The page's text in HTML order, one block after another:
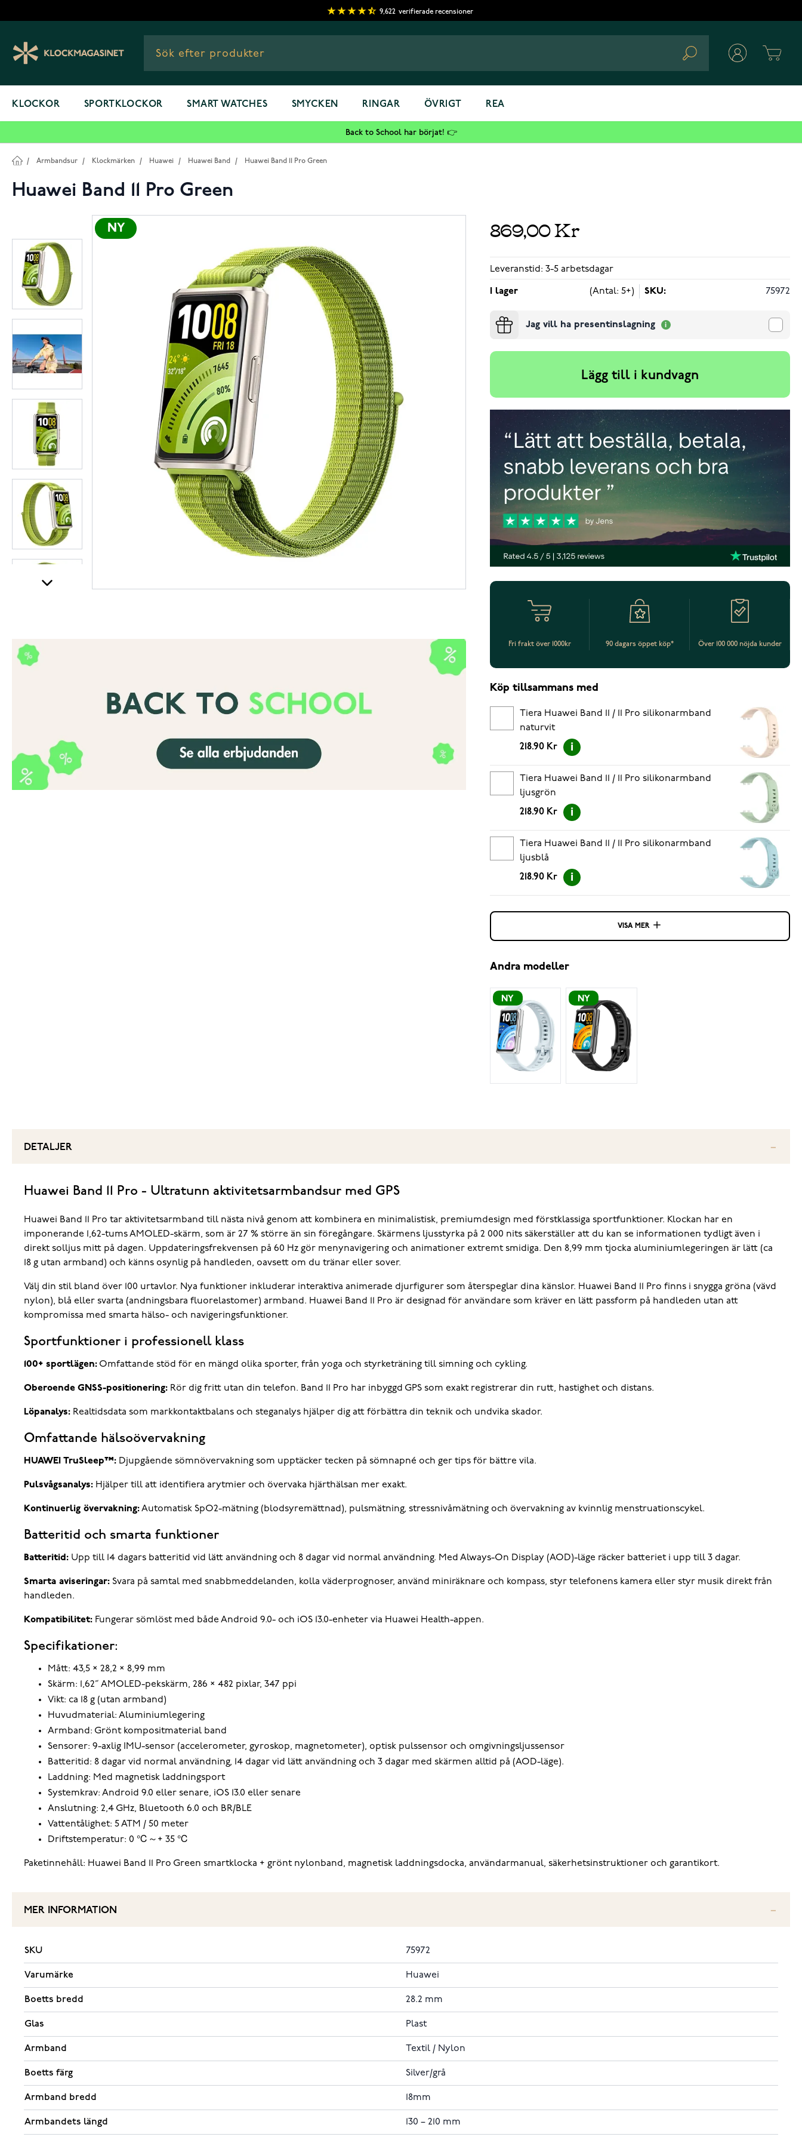
9,622 verifierade recensioner
Search
KLOCKOR SPORTKLOCKOR SMART WATCHES SMYCKEN RINGAR ÖVRIGT REA
Back to School har börjat! 👉
/ Armbandsur / Klockmärken / Huawei / Huawei Band / Huawei Band 11 Pro Green
Huawei Band 11 Pro Green
NY 869,00 Kr
Leveranstid: 3-5 arbetsdagar
I lager (Antal: 5+) SKU: 75972
Jag vill ha presentinslagning
Lägg till i kundvagn
Fri frakt över 1000kr 90 dagars öppet köp* Över 100 000 nöjda kunder
Köp tillsammans med
Tiera Huawei Band 11 / 11 Pro silikonarmband
naturvit
218.90 Kr
Tiera Huawei Band 11 / 11 Pro silikonarmband
ljusgrön
218.90 Kr
Tiera Huawei Band 11 / 11 Pro silikonarmband
ljusblå
218.90 Kr
VISA MER
Andra modeller
NY NY
DETALJER
Huawei Band 11 Pro - Ultratunn aktivitetsarmbandsur med GPS
Huawei Band 11 Pro tar aktivitetsarmband till nästa nivå genom att kombinera en minimalistisk, premiumdesign med förstklassiga sportfunktioner. Klockan har en
imponerande 1,62-tums AMOLED-skärm, som är 27 % större än sin föregångare. Skärmens ljusstyrka på 2 000 nits säkerställer att du kan se informationen tydligt även i
direkt solljus mitt på dagen. Uppdateringsfrekvensen på 60 Hz gör menynavigering och animationer extremt smidiga. Den 8,99 mm tjocka aluminiumlegeringen är lätt (ca
18 g utan armband) och känns osynlig på handleden, oavsett om du tränar eller sover.
Välj din stil bland över 100 urtavlor. Nya funktioner inkluderar interaktiva animerade djurfigurer som återspeglar dina känslor. Huawei Band 11 Pro finns i snygga gröna (vävd
nylon), blå eller svarta (andningsbara fluorelastomer) armband. Huawei Band 11 Pro är designad för användare som kräver en lätt passform på handleden utan att
kompromissa med smarta hälso- och navigeringsfunktioner.
Sportfunktioner i professionell klass
100+ sportlägen: Omfattande stöd för en mängd olika sporter, från yoga och styrketräning till simning och cykling.
Oberoende GNSS-positionering: Rör dig fritt utan din telefon. Band 11 Pro har inbyggd GPS som exakt registrerar din rutt, hastighet och distans.
Löpanalys: Realtidsdata som markkontaktbalans och steganalys hjälper dig att förbättra din teknik och undvika skador.
Omfattande hälsoövervakning
HUAWEI TruSleep™: Djupgående sömnövervakning som upptäcker tecken på sömnapné och ger tips för bättre vila.
Pulsvågsanalys: Hjälper till att identifiera arytmier och övervaka hjärthälsan mer exakt.
Kontinuerlig övervakning:Automatisk SpO2-mätning (blodsyremättnad), pulsmätning, stressnivåmätning och övervakning av kvinnlig menstruationscykel.
Batteritid och smarta funktioner
Batteritid: Upp till 14 dagars batteritid vid lätt användning och 8 dagar vid normal användning. Med Always-On Display (AOD)-läge räcker batteriet i upp till 3 dagar.
Smarta aviseringar: Svara på samtal med snabbmeddelanden, kolla väderprognoser, använd miniräknare och kompass, styr telefonens kamera eller styr musik direkt från
handleden.
Kompatibilitet: Fungerar sömlöst med både Android 9.0- och iOS 13.0-enheter via Huawei Health-appen.
Specifikationer:
Mått: 43,5 × 28,2 × 8,99 mm
Skärm: 1,62” AMOLED-pekskärm, 286 × 482 pixlar, 347 ppi
Vikt: ca 18 g (utan armband)
Huvudmaterial: Aluminiumlegering
Armband: Grönt kompositmaterial band
Sensorer: 9-axlig IMU-sensor (accelerometer, gyroskop, magnetometer), optisk pulssensor och omgivningsljussensor
Batteritid: 8 dagar vid normal användning, 14 dagar vid lätt användning och 3 dagar med skärmen alltid på (AOD-läge).
Laddning: Med magnetisk laddningsport
Systemkrav: Android 9.0 eller senare, iOS 13.0 eller senare
Anslutning: 2,4 GHz, Bluetooth 6.0 och BR/BLE
Vattentålighet: 5 ATM / 50 meter
Driftstemperatur: 0 ℃～+ 35 ℃
Paketinnehåll: Huawei Band 11 Pro Green smartklocka + grönt nylonband, magnetisk laddningsdocka, användarmanual, säkerhetsinstruktioner och garantikort.
MER INFORMATION
SKU 75972
Varumärke Huawei
Boetts bredd 28.2 mm
Glas Plast
Armband Textil / Nylon
Boetts färg Silver/grå
Armband bredd 18mm
Armbandets längd 130 – 210 mm